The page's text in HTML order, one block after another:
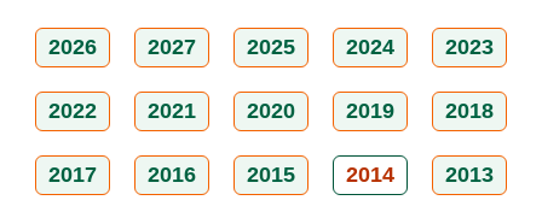
2026 2027 2025 2024 2023
2022 2021 2020 2019 2018
2017 2016 2015 2014 2013